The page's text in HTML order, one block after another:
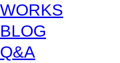
WORKS
BLOG
Q&A